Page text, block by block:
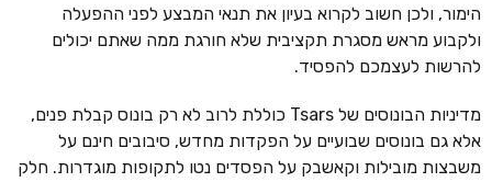
הימור, ולכן חשוב לקרוא בעיון את תנאי המבצע לפני ההפעלה
ולקבוע מראש מסגרת תקציבית שלא חורגת ממה שאתם יכולים
להרשות לעצמכם להפסיד.
מדיניות הבונוסים של Tsars כוללת לרוב לא רק בונוס קבלת פנים,
אלא גם בונוסים שבועיים על הפקדות מחדש, סיבובים חינם על
משבצות מובילות וקאשבק על הפסדים נטו לתקופות מוגדרות. חלק